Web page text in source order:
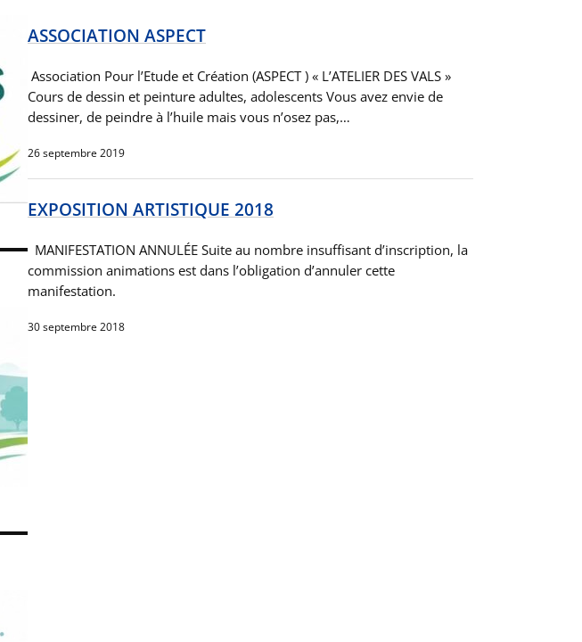
ASSOCIATION ASPECT
Association Pour l’Etude et Création (ASPECT ) « L’ATELIER DES VALS »
Cours de dessin et peinture adultes, adolescents Vous avez envie de
dessiner, de peindre à l’huile mais vous n’osez pas,…
26 septembre 2019
EXPOSITION ARTISTIQUE 2018
MANIFESTATION ANNULÉE Suite au nombre insuffisant d’inscription, la
commission animations est dans l’obligation d’annuler cette
manifestation.
30 septembre 2018